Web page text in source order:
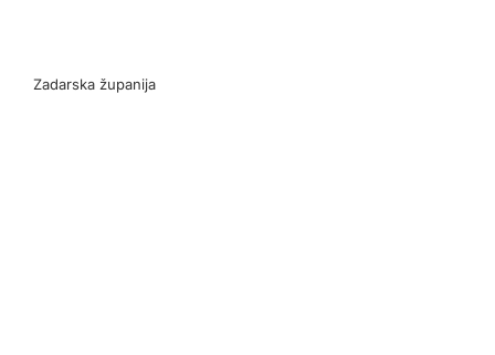
Zadarska županija